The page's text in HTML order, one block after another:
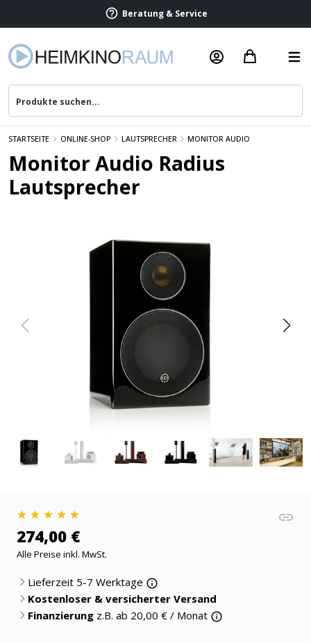
Beratung & Service
STARTSEITE ONLINE-SHOP LAUTSPRECHER MONITOR AUDIO
Monitor Audio Radius
Lautsprecher
274,00 €
Alle Preise inkl. MwSt.
Lieferzeit 5-7 Werktage
Kostenloser & versicherter Versand
Finanzierung z.B. ab 20,00 € / Monat